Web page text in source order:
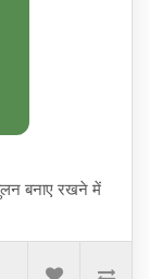
बनाए रखने में